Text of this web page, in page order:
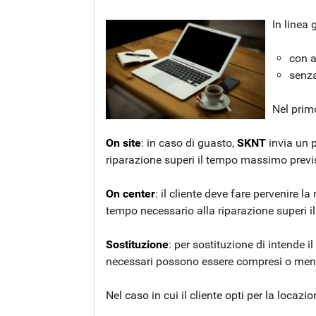
In linea
con
Nel
On site: in caso di guasto, SKNT invia un
riparazione superi il tempo massimo
On center: il cliente deve fare pervenire
tempo necessario alla riparazione superi
Sostituzione: per sostituzione di intende
necessari possono essere compresi o
Nel caso in cui il cliente opti per la